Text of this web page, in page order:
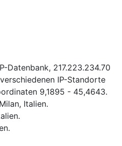
Datenbank, 217.223.234.70
IP-Standorte
9,1895 - 45,4643.
Italien.